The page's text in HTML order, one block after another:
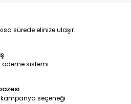
sürede elinize ulaşır.
ödeme sistemi
seçeneği